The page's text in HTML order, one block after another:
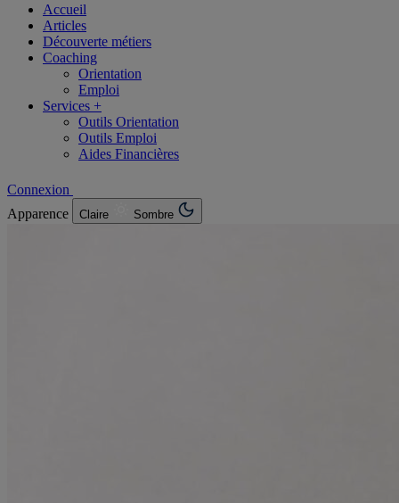
Accueil
Articles
Découverte métiers
Coaching
Orientation
Emploi
Services +
Outils Orientation
Outils Emploi
Aides Financières
Connexion
Apparence
Claire Sombre